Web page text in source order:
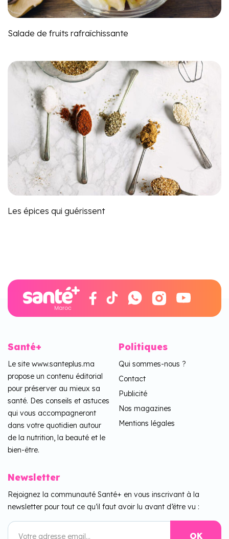
Salade de fruits rafraîchissante
Les épices qui guérissent
Santé+
Le site www.santeplus.ma
propose un contenu éditorial
pour préserver au mieux sa
santé. Des conseils et astuces
qui vous accompagneront
dans votre quotidien autour
de la nutrition, la beauté et le
bien-être.
Politiques
Qui sommes-nous ?
Contact
Publicité
Nos magazines
Mentions légales
Newsletter
Rejoignez la communauté Santé+ en vous inscrivant à la
newsletter pour tout ce qu’il faut avoir lu avant d’être vu :